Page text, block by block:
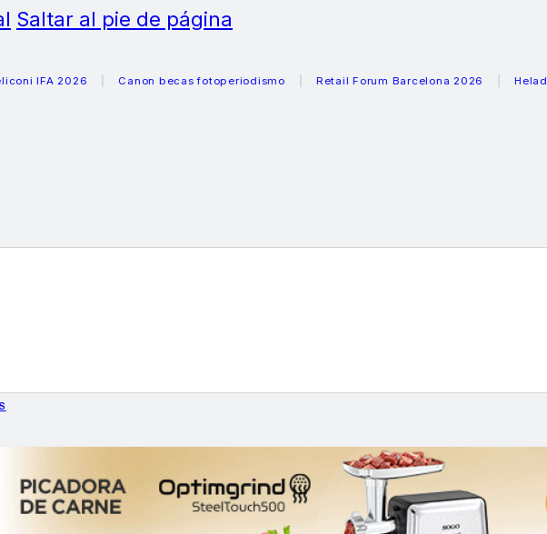
Saltar al pie de página
2026 Canon becas fotoperiodismo Retail Forum Barcelona 2026 Heladeras